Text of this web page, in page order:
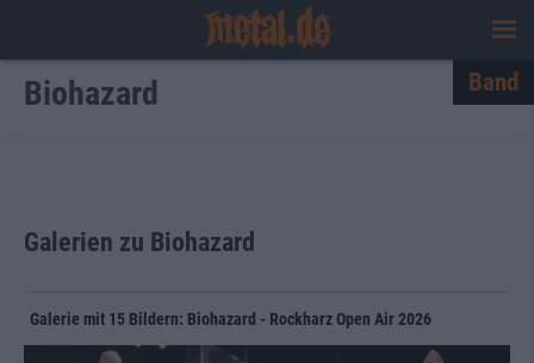
Biohazard Band
Galerien zu Biohazard
Galerie mit 15 Bildern: Biohazard - Rockharz Open Air 2026